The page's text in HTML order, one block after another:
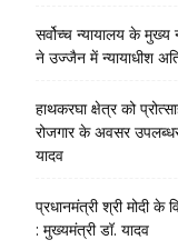
सर्वोच्च न्यायालय के मुख्‍य
ने उज्जैन में न्यायाधीश
हाथकरघा क्षेत्र को
रोजगार के अवसर
यादव
प्रधानमंत्री श्री मोदी
: मुख्यमंत्री डॉ. यादव